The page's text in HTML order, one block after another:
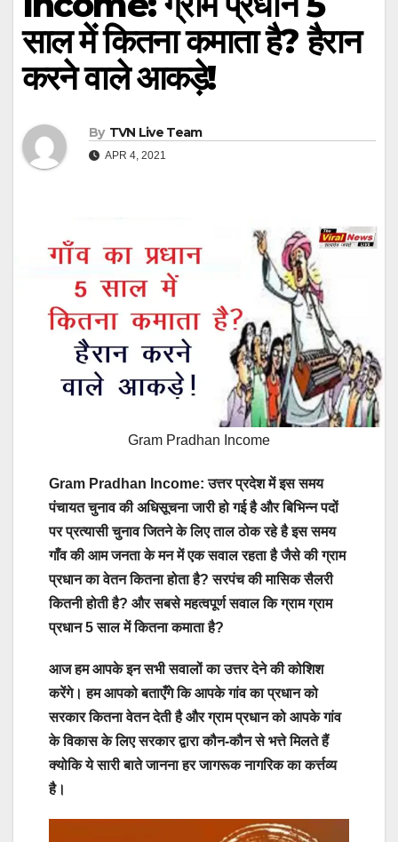
साल में कितना कमाता है? हैरान
करने वाले आकड़े!
By TVN Live Team
APR 4, 2021
Gram Pradhan Income
Gram Pradhan Income: उत्तर प्रदेश में इस समय
पंचायत चुनाव की अधिसूचना जारी हो गई है और बिभिन्न पदों
पर प्रत्यासी चुनाव जितने के लिए ताल ठोक रहे है इस समय
गाँव की आम जनता के मन में एक सवाल रहता है जैसे की ग्राम
प्रधान का वेतन कितना होता है? सरपंच की मासिक सैलरी
कितनी होती है? और सबसे महत्वपूर्ण सवाल कि ग्राम ग्राम
प्रधान 5 साल में कितना कमाता है?
आज हम आपके इन सभी सवालों का उत्तर देने की कोशिश
करेंगे। हम आपको बताएँगे कि आपके गांव का प्रधान को
सरकार कितना वेतन देती है और ग्राम प्रधान को आपके गांव
के विकास के लिए सरकार द्वारा कौन-कौन से भत्ते मिलते हैं
क्योकि ये सारी बाते जानना हर जागरूक नागरिक का कर्त्तव्य
है।